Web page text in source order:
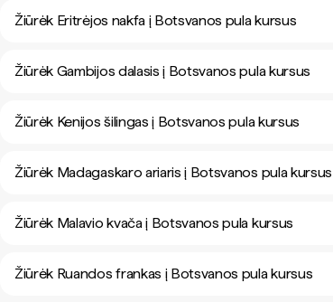
Žiūrėk Eritrėjos nakfa į Botsvanos pula kursus
Žiūrėk Gambijos dalasis į Botsvanos pula kursus
Žiūrėk Kenijos šilingas į Botsvanos pula kursus
Žiūrėk Madagaskaro ariaris į Botsvanos pula kursus
Žiūrėk Malavio kvača į Botsvanos pula kursus
Žiūrėk Ruandos frankas į Botsvanos pula kursus